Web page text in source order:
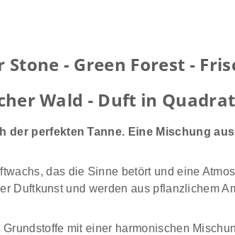
- Green Forest -
Wald - Duft in
der perfekten Tanne. Eine Mischung
das die Sinne betört und eine
Duftkunst und werden aus pflanzlichem
mit einer harmonischen